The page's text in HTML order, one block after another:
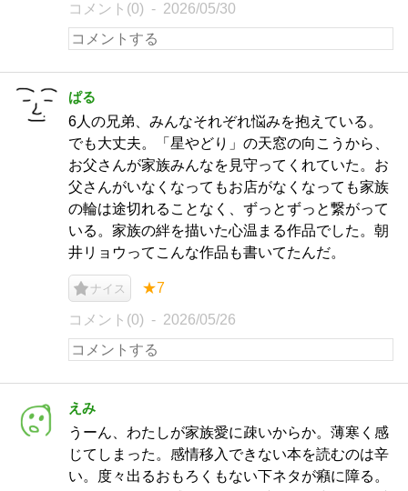
コメント(0) 2026/05/30
ぱる
6人の兄弟、みんなそれぞれ悩みを抱えている。
でも大丈夫。「星やどり」の天窓の向こうから、
お父さんが家族みんなを見守ってくれていた。お
父さんがいなくなってもお店がなくなっても家族
の輪は途切れることなく、ずっとずっと繋がって
いる。家族の絆を描いた心温まる作品でした。朝
井リョウってこんな作品も書いてたんだ。
ナイス ★7
コメント(0) 2026/05/26
えみ
うーん、わたしが家族愛に疎いからか。薄寒く感
じてしまった。感情移入できない本を読むのは辛
い。度々出るおもろくもない下ネタが癪に障る。